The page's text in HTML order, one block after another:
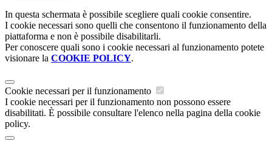
In questa schermata è possibile scegliere quali cookie consentire.
I cookie necessari sono quelli che consentono il funzionamento della
piattaforma e non è possibile disabilitarli.
Per conoscere quali sono i cookie necessari al funzionamento potete
visionare la COOKIE POLICY.
Cookie necessari per il funzionamento
I cookie necessari per il funzionamento non possono essere
disabilitati. È possibile consultare l'elenco nella pagina della cookie
policy.